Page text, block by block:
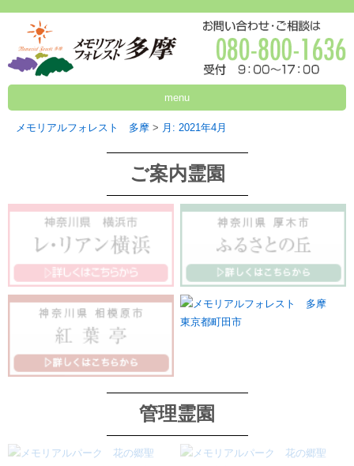
menu
メモリアルフォレスト 多摩 > 月: 2021年4月
ご案内霊園
管理霊園